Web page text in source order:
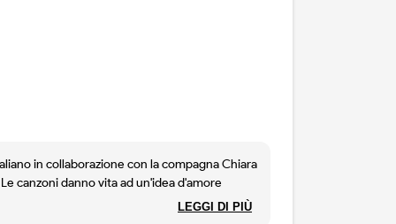
in collaborazione con la compagna Chiara
canzoni danno vita ad un'idea d'amore
di fiati, che fanno venire in mente la
LEGGI DI PIÙ